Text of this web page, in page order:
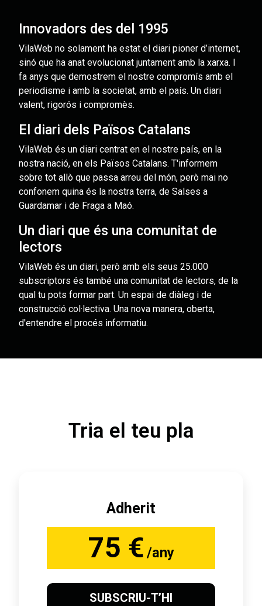
Innovadors des del 1995
VilaWeb no solament ha estat el diari pioner d’internet,
sinó que ha anat evolucionat juntament amb la xarxa. I
fa anys que demostrem el nostre compromís amb el
periodisme i amb la societat, amb el país. Un diari
valent, rigorós i compromès.
El diari dels Països Catalans
VilaWeb és un diari centrat en el nostre país, en la
nostra nació, en els Països Catalans. T'informem
sobre tot allò que passa arreu del món, però mai no
confonem quina és la nostra terra, de Salses a
Guardamar i de Fraga a Maó.
Un diari que és una comunitat de
lectors
VilaWeb és un diari, però amb els seus 25.000
subscriptors és també una comunitat de lectors, de la
qual tu pots formar part. Un espai de diàleg i de
construcció col·lectiva. Una nova manera, oberta,
d'entendre el procés informatiu.
Tria el teu pla
Adherit
75 € /any
SUBSCRIU-T’HI